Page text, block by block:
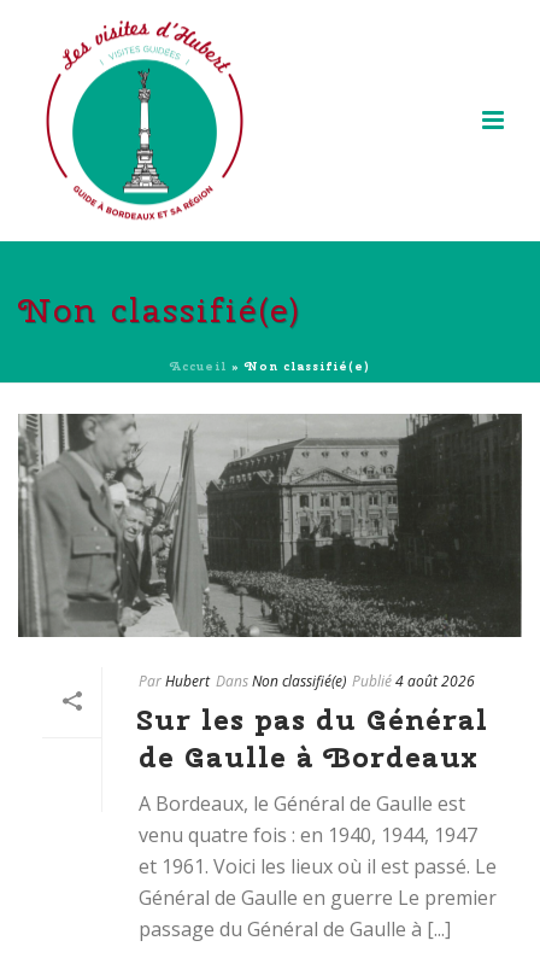
Non classifié(e)
Accueil »Non classifié(e)
ParHubert DansNon classifié(e) Publié4 août 2026
Sur les pas du Général
de Gaulle à Bordeaux
A Bordeaux, le Général de Gaulle est
venu quatre fois : en 1940, 1944, 1947
et 1961. Voici les lieux où il est passé. Le
Général de Gaulle en guerre Le premier
passage du Général de Gaulle à [...]